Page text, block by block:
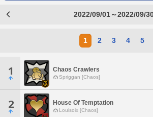
2022/09/01～2022/09/
1 2 3 4 5
1 Chaos Crawlers
Spriggan [Chaos]
2 House Of Temptation
Louisoix [Chaos]